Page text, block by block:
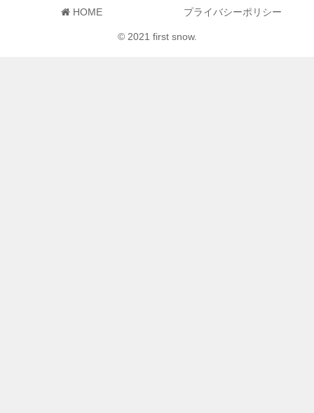
HOME プライバシーポリシー
© 2021 first snow.